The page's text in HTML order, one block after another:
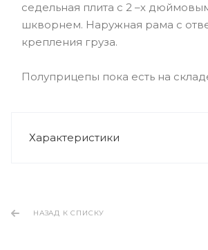
седельная плита с 2 –х
шкворнем. Наружная рама с
крепления груза.
Полуприцепы пока есть на
Характеристики
НАЗАД К СПИСКУ